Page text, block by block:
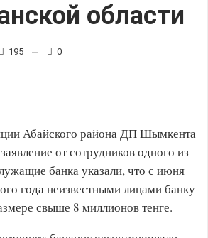
области
195 0
Абайского района ДП Шымкента
от сотрудников одного из
банка указали, что с июня
года неизвестными лицами банку
свыше 8 миллионов тенге.